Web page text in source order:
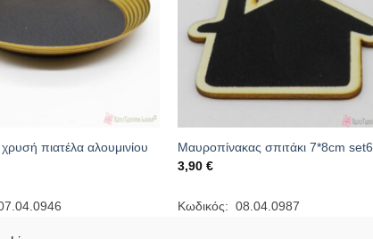
πιατέλα αλουμινίου
Μαυροπίνακας σπιτάκι 7*8cm set6
3,90 €
Κωδικός: 08.04.0987